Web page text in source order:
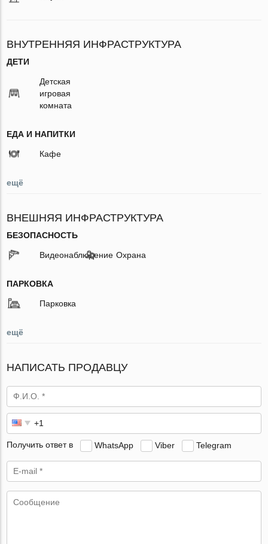
ВНУТРЕННЯЯ ИНФРАСТРУКТУРА
ДЕТИ
Детская
игровая
комната
ЕДА И НАПИТКИ
Кафе
ещё
ВНЕШНЯЯ ИНФРАСТРУКТУРА
БЕЗОПАСНОСТЬ
Видеонаблюдение Охрана
ПАРКОВКА
Парковка
ещё
НАПИСАТЬ ПРОДАВЦУ
Получить ответ в WhatsApp Viber Telegram